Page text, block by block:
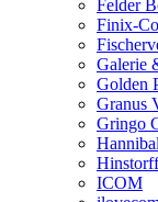
Felder
Finix-
Galerie
Golden
Granus
Gringo
Hinstorff
ICOM